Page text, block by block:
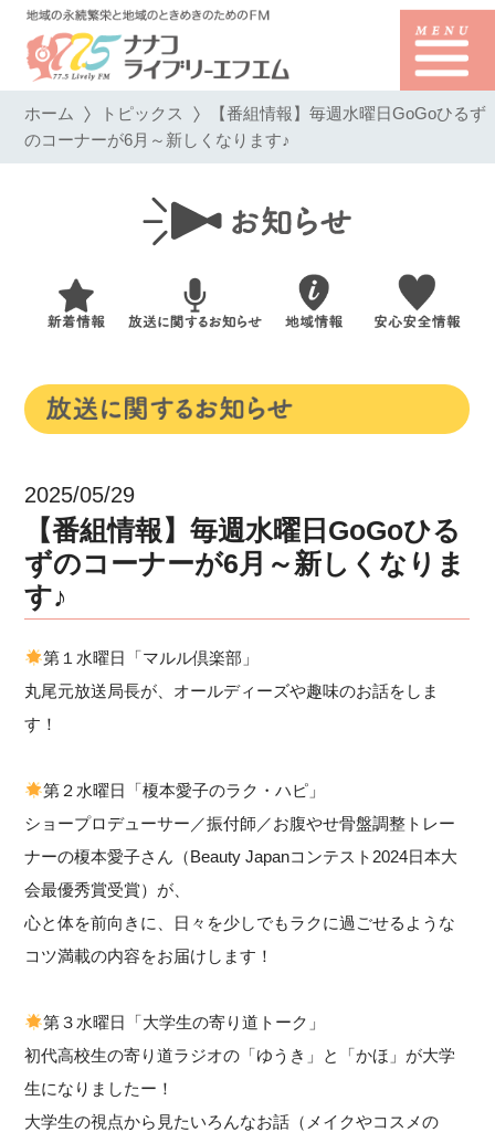
ホーム トピックス 【番組情報】毎週水曜日GoGoひるず
のコーナーが6月～新しくなります♪
2025/05/29
【番組情報】毎週水曜日GoGoひる
ずのコーナーが6月～新しくなりま
す♪
第１水曜日「マルル倶楽部」
丸尾元放送局長が、オールディーズや趣味のお話をしま
す！
第２水曜日「榎本愛子のラク・ハピ」
ショープロデューサー／振付師／お腹やせ骨盤調整トレー
ナーの榎本愛子さん（Beauty Japanコンテスト2024日本大
会最優秀賞受賞）が、
心と体を前向きに、日々を少しでもラクに過ごせるような
コツ満載の内容をお届けします！
第３水曜日「大学生の寄り道トーク」
初代高校生の寄り道ラジオの「ゆうき」と「かほ」が大学
生になりましたー！
大学生の視点から見たいろんなお話（メイクやコスメの